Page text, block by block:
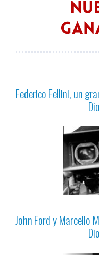
Federico Fellini, un
John Ford y Marcello